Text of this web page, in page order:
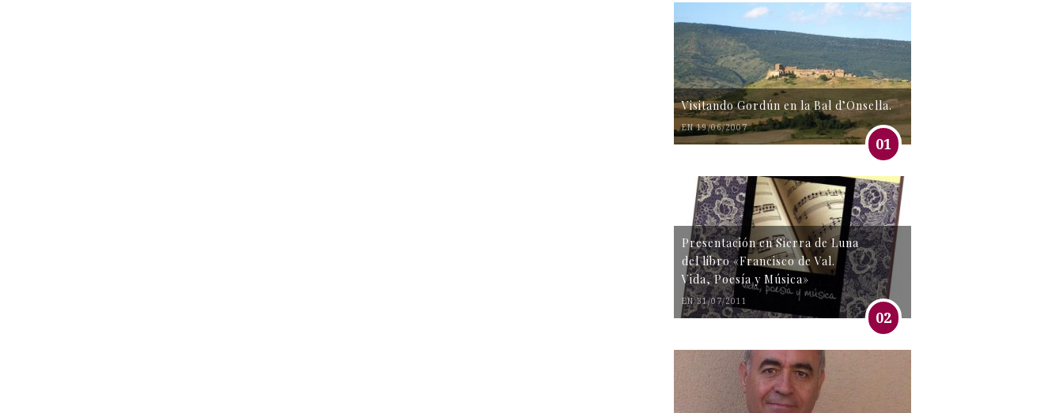
Visitando Gordún en la Bal d’Onsella.
EN 19/06/2007
01
Presentación en Sierra de Luna
del libro «Francisco de Val.
Vida, Poesía y Música»
EN 31/07/2011
02